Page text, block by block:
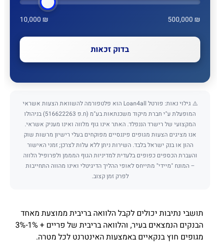
10,000 ₪ 500,000 ₪
בדוק זכאות
⚠️ גילוי נאות: פורטל Loan4all הוא פלטפורמה להשוואת הצעות אשראי
המופעלת ע"י חברת מיקוד משכנתאות בע"מ (ח.פ 516622263) בניהולו
המקצועי של רישרד הננפלד. האתר אינו גוף מלווה ואינו מעניק אשראי.
אנו מציגים הצעות מגופים פיננסיים מפוקחים בעלי רישיון מרשות שוק
ההון או בנק ישראל בלבד. השירות ניתן ללא עלות לצרכן; זמני האישור
והעברת הכספים כפופים בלעדית למדיניות הגוף המממן ולפרופיל הלווה
– המונח "מיידי" מתייחס לאופי ההליך הדיגיטלי ואינו מהווה התחייבות
לפרק זמן קצוב.
תושבי נתיבות יכולים לקבל הלוואה בריבית ממוצעת מאחד
הבנקים הנמצאים בעיר, והלוואה בריבית של פריים + 1%-3%
מגופים חוץ בנקאיים באמצעות האינטרנט לכל מטרה.